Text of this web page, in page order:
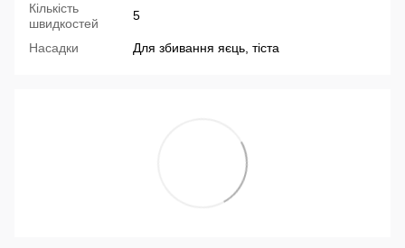
Кількість
швидкостей
5
Насадки Для збивання яєць, тіста